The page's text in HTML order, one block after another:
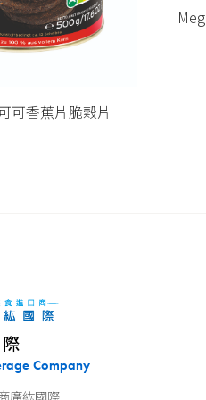
可香蕉片脆穀片
Company
廣紘國際